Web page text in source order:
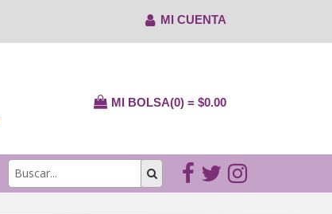
MI CUENTA
MI BOLSA(0) = $0.00